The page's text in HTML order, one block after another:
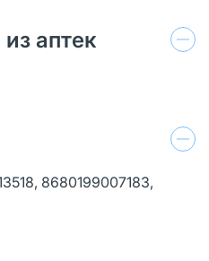
аптек
8680199007183,